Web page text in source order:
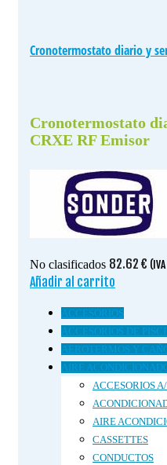
Cronotermostato diario y
Cronotermostato
CRXE RF Emisor
No clasificados 82.62 €
Añadir al carrito
ACCESORIOS
ACCESORIOS DE
AEROTERMOS Y
AIRE
ACCESORIOS
AIRE
CASSETTES
CONDUCTOS